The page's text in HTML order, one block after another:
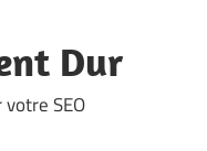
Dur
SEO